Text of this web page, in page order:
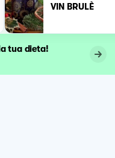
VIN BRULÈ
tua dieta!